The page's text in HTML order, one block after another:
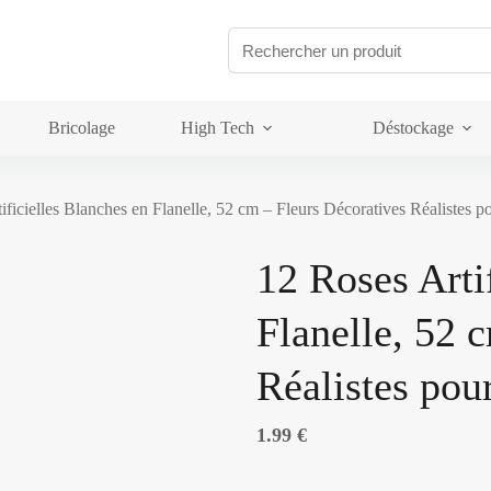
Bricolage High Tech Déstockage
Blanches en Flanelle, 52 cm – Fleurs Décoratives Réalistes
12 Roses
Flanelle, 52
Réalistes
1.99 €